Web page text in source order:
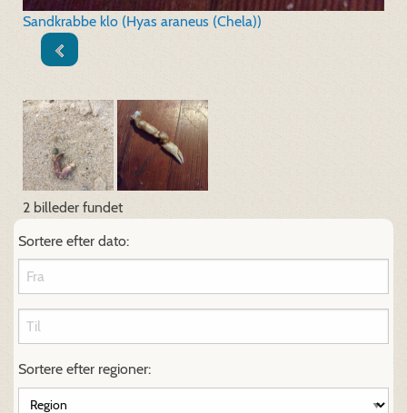
Sandkrabbe klo (Hyas araneus (Chela))
2 billeder fundet
Sortere efter dato:
Sortere efter regioner: